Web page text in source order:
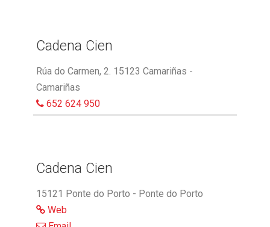
Cadena Cien
Rúa do Carmen, 2. 15123 Camariñas -
Camariñas
652 624 950
Cadena Cien
15121 Ponte do Porto - Ponte do Porto
Web